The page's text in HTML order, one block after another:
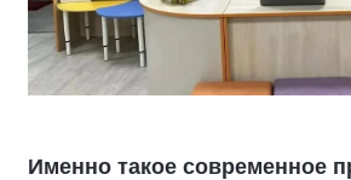
Именно такое современное